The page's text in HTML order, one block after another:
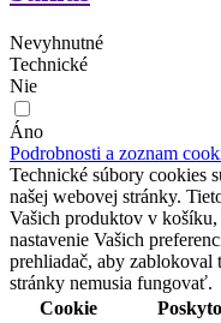
Nevyhnutné
Technické
Nie
Áno
Podrobnosti a zoznam
Technické súbory cookies
našej webovej stránky.
Vašich produktov v
nastavenie Vašich
prehliadač, aby zablokoval
stránky nemusia fungovať.
Cookie